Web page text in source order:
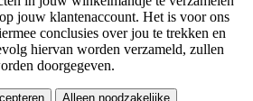
jouw klantenaccount. Het is voor ons
conclusies over jou te trekken en
hiervan worden verzameld, zullen
doorgegeven.
Alleen noodzakelijke